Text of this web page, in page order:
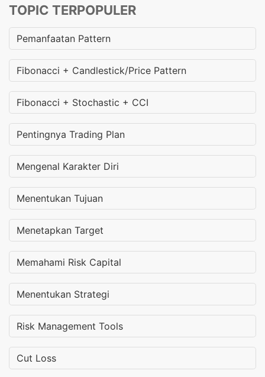
TOPIC TERPOPULER
Pemanfaatan Pattern
Fibonacci + Candlestick/Price Pattern
Fibonacci + Stochastic + CCI
Pentingnya Trading Plan
Mengenal Karakter Diri
Menentukan Tujuan
Menetapkan Target
Memahami Risk Capital
Menentukan Strategi
Risk Management Tools
Cut Loss